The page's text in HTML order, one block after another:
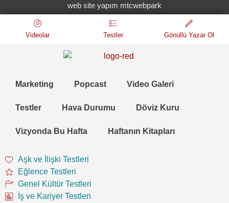
web site yapım mtcwebpark
Videolar Testler Gönüllü Yazar Ol
Marketing Popcast Video Galeri
Testler Hava Durumu Döviz Kuru
Vizyonda Bu Hafta Haftanın Kitapları
Aşk ve İlişki Testleri
Eğlence Testleri
Genel Kültür Testleri
İş ve Kariyer Testleri